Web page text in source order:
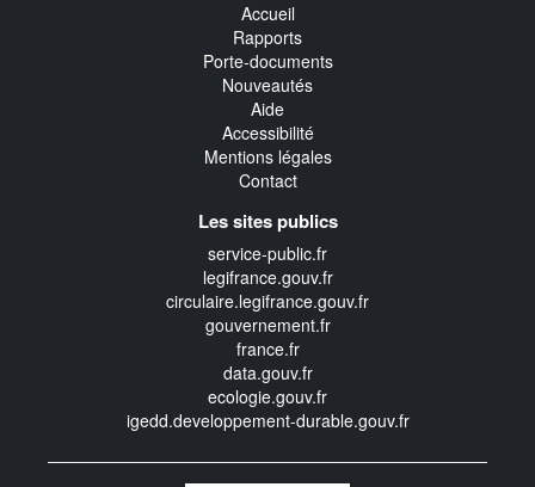
Accueil
Rapports
Porte-documents
Nouveautés
Aide
Accessibilité
Mentions légales
Contact
Les sites publics
service-public.fr
legifrance.gouv.fr
circulaire.legifrance.gouv.fr
gouvernement.fr
france.fr
data.gouv.fr
ecologie.gouv.fr
igedd.developpement-durable.gouv.fr